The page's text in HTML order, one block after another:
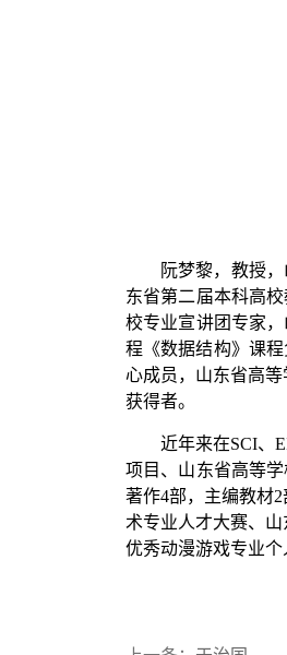
阮梦黎，教授
东省第二届本科高
校专业宣讲团专家
程《数据结构》课
心成员，山东省高
获得者。
近年来在SCI、
项目、山东省高等
著作4部，主编教材
术专业人才大赛、
优秀动漫游戏专业